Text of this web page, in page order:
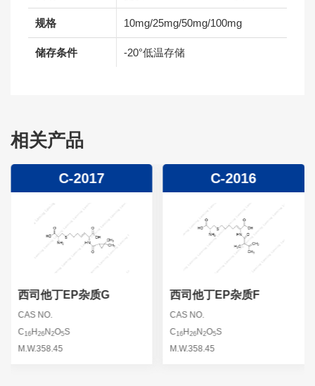
规格 10mg/25mg/50mg/100mg
储存条件 -20°低温存储
相关产品
C-2017
西司他丁EP杂质G
CAS NO.
C16H26N2O5S
M.W.358.45
C-2016
西司他丁EP杂质F
CAS NO.
C16H26N2O5S
M.W.358.45